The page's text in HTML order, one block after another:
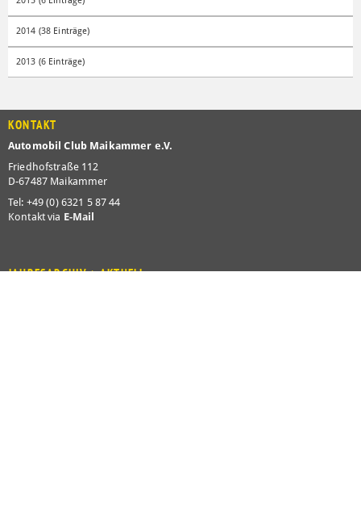
2014 (38 Einträge)
2013 (6 Einträge)
KONTAKT
Automobil Club Maikammer e.V.
Friedhofstraße 112
D-67487 Maikammer
Tel: +49 (0) 6321 5 87 44
Kontakt via E-Mail
JAHRESARCHIV > AKTUELL